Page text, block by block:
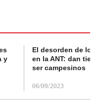
y
El desorden de
en la ANT: dan
ser campesinos
06/09/2023